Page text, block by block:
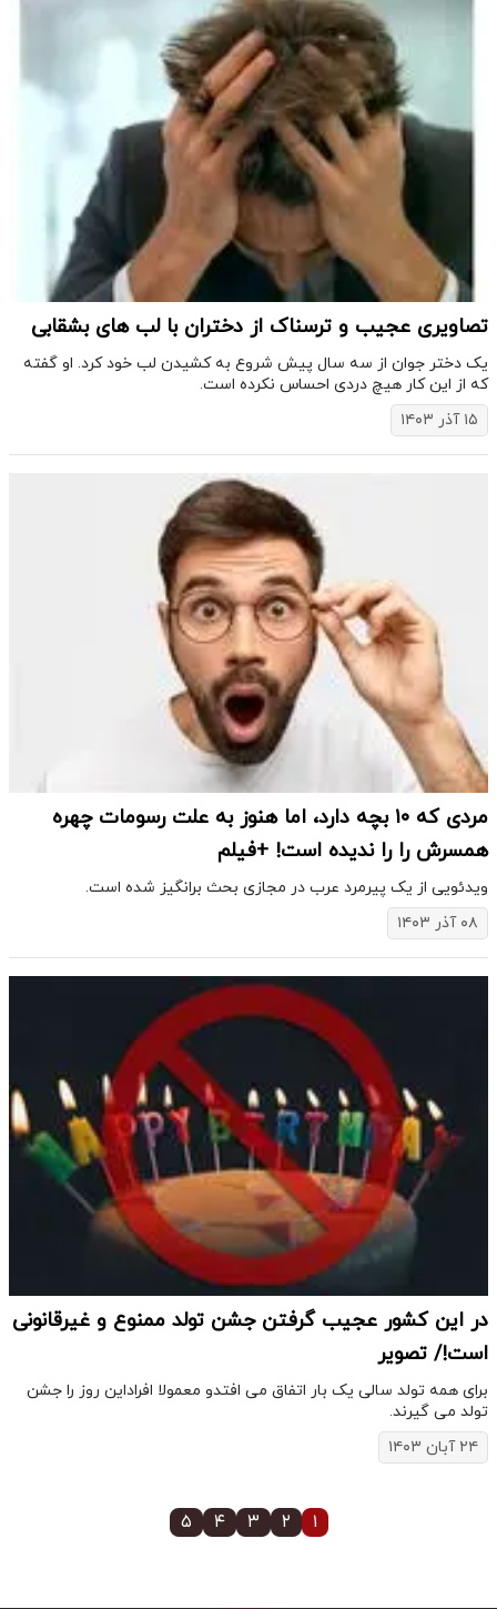
تصاویری عجیب و ترسناک از دختران با لب های بشقابی
یک دختر جوان از سه سال پیش شروع به کشیدن لب خود کرد. او گفته
که از این کار هیچ دردی احساس نکرده است.
۱۵ آذر ۱۴۰۳
مردی که ۱۰ بچه دارد، اما هنوز به علت رسومات چهره
همسرش را را ندیده است! +فیلم
​ویدئویی از یک پیرمرد عرب در مجازی بحث برانگیز شده است.
۰۸ آذر ۱۴۰۳
در این کشور عجیب گرفتن جشن تولد ممنوع و غیرقانونی
است!/ تصویر
برای همه تولد سالی یک بار اتفاق می افتدو معمولا افراداین روز را جشن
تولد می گیرند.
۲۴ آبان ۱۴۰۳
۱ ۲ ۳ ۴ ۵